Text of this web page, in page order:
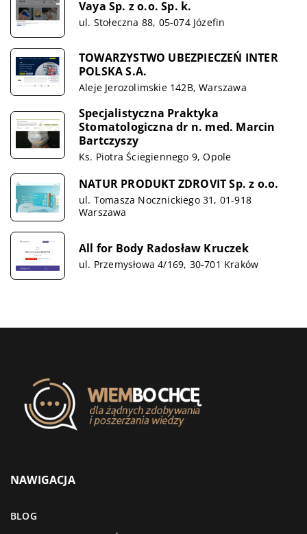
Vaya Sp. z o.o. Sp. k.
ul. Stołeczna 88, 05-074 Józefin
TOWARZYSTWO UBEZPIECZEŃ INTER
POLSKA S.A.
Aleje Jerozolimskie 142B, Warszawa
Specjalistyczna Praktyka
Stomatologiczna dr n. med. Marcin
Bartczyszy
Ks. Piotra Ściegiennego 9, Opole
NATUR PRODUKT ZDROVIT Sp. z o.o.
ul. Tomasza Nocznickiego 31, 01-918
Warszawa
All for Body Radosław Kruczek
ul. Przemysłowa 4/169, 30-701 Kraków
NAWIGACJA
BLOG